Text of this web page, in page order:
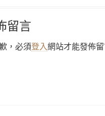
留言
，必須登入網站才能發佈留